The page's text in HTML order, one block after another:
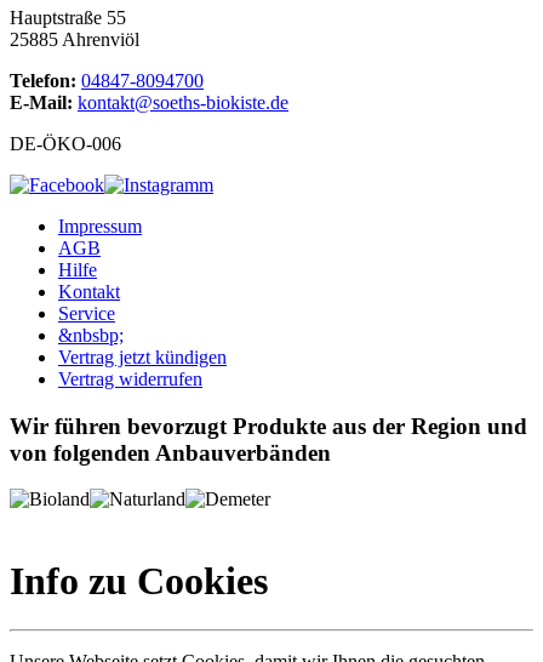
Hauptstraße 55
25885 Ahrenviöl
Telefon: 04847-8094700
E-Mail: kontakt@soeths-biokiste.de
DE-ÖKO-006
Impressum
AGB
Hilfe
Kontakt
Service
&nbsbp;
Vertrag jetzt kündigen
Vertrag widerrufen
Wir führen bevorzugt Produkte aus der Region und
von folgenden Anbauverbänden
Info zu Cookies